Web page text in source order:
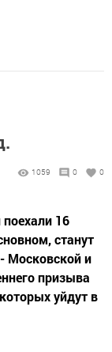
1059 0 0
16
станут
Московской и
призыва
уйдут в